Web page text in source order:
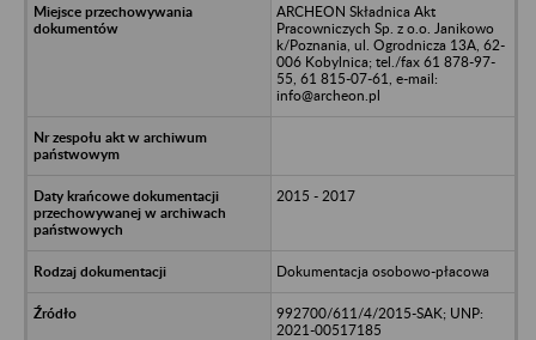
ARCHEON Składnica Akt
Pracowniczych Sp. z o.o. Janikowo
k/Poznania, ul. Ogrodnicza 13A, 62-
006 Kobylnica; tel./fax 61 878-97-
55, 61 815-07-61, e-mail:
info@archeon.pl
2015 - 2017
Dokumentacja osobowo-płacowa
992700/611/4/2015-SAK; UNP:
2021-00517185